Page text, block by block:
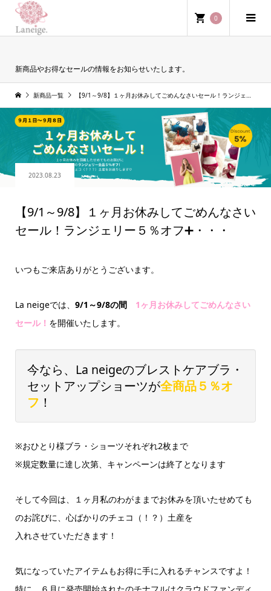
0
新商品やお得なセールの情報をお知らせいたします。
新商品一覧 【9/1～9/8】１ヶ月お休みしてごめんなさいセール！ランジェリー５％オフ➕・・・
2023.08.23
【9/1～9/8】１ヶ月お休みしてごめんなさい
セール！ランジェリー５％オフ➕・・・
いつもご来店ありがとうございます。
La neigeでは、 9/1～9/8の間
1ヶ月お休みしてごめんなさい
セール！ を開催いたします。
今なら、La neigeのブレストケアブラ・
セットアップショーツが全商品５％オ
フ ！
※おひとり様ブラ・ショーツそれぞれ2枚まで
※規定数量に達し次第、キャンペーンは終了となります
そして今回は、１ヶ月私のわがままでお休みを頂いたせめても
のお詫びに、心ばかりのチェコ（！？）土産を
入れさせていただきます！
気になっていたアイテムもお得に手に入れるチャンスですよ！